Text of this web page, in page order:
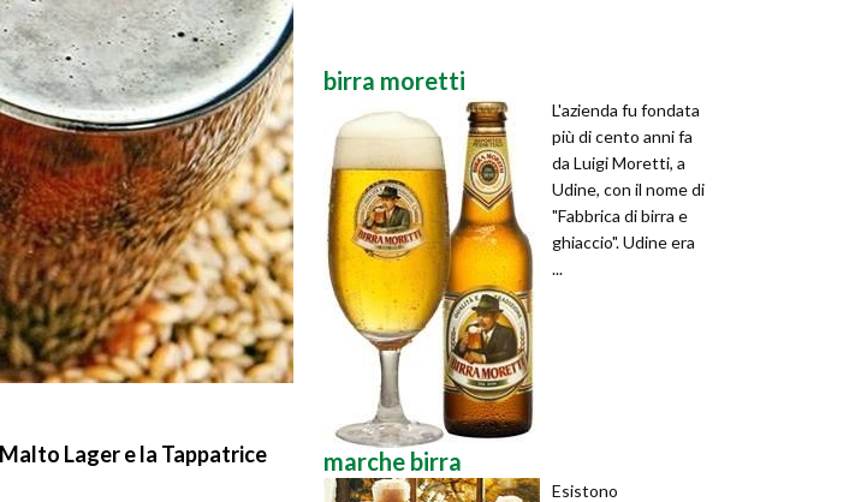
Lager e la Tappatrice
birra moretti
L'azienda fu fondata
più di cento anni fa
da Luigi Moretti, a
Udine, con il nome di
"Fabbrica di birra e
ghiaccio". Udine era
...
marche birra
Esistono